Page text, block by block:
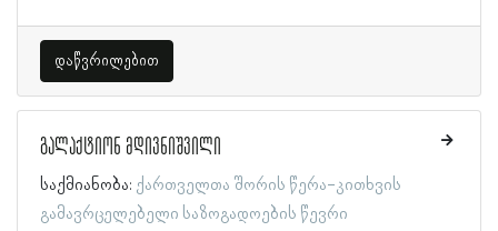
დაწვრილებით
გალაქტიონ მდივნიშვილი
საქმიანობა: ქართველთა შორის წერა-კითხვის
გამავრცელებელი საზოგადოების წევრი